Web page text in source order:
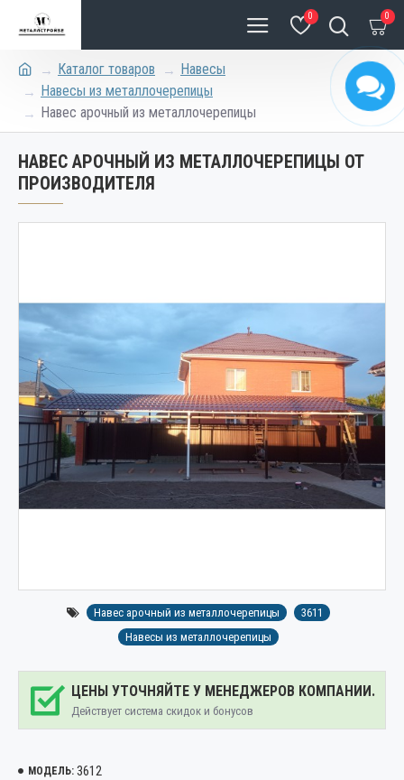
0 0
Каталог товаров
Навесы
Навесы из металлочерепицы
Навес арочный из металлочерепицы
НАВЕС АРОЧНЫЙ ИЗ МЕТАЛЛОЧЕРЕПИЦЫ ОТ
ПРОИЗВОДИТЕЛЯ
Навес арочный из металлочерепицы
3611
Навесы из металлочерепицы
ЦЕНЫ УТОЧНЯЙТЕ У МЕНЕДЖЕРОВ КОМПАНИИ.
Действует система скидок и бонусов
МОДЕЛЬ: 3612